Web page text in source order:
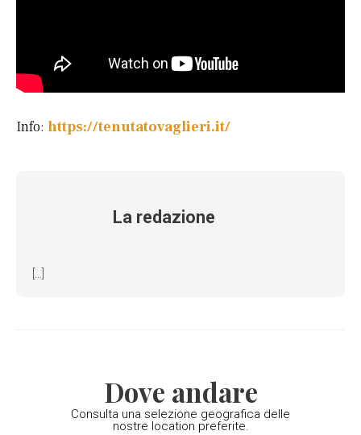
Info: https://tenutatovaglieri.it/
La redazione
[...]
Dove andare
Consulta una selezione geografica delle
nostre location preferite.